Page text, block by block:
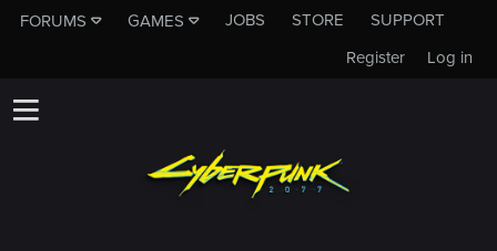
FORUMS GAMES JOBS STORE
SUPPORT
Log in
Register